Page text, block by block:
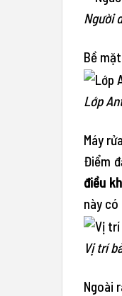
Người
Bề
Lớp
Máy
Điểm
điều
này có
Vị trí
Ngoài